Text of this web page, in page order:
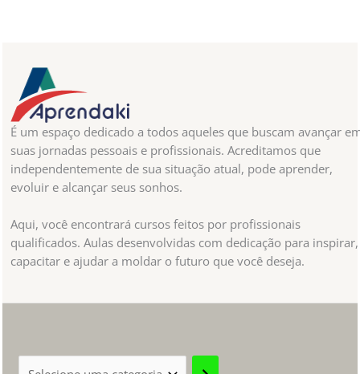
É um espaço dedicado a todos aqueles que buscam avançar
suas jornadas pessoais e profissionais. Acreditamos que
independentemente de sua situação atual, pode aprender,
evoluir e alcançar seus sonhos.
Aqui, você encontrará cursos feitos por profissionais
qualificados. Aulas desenvolvidas com dedicação para inspirar,
capacitar e ajudar a moldar o futuro que você deseja.
Selecione